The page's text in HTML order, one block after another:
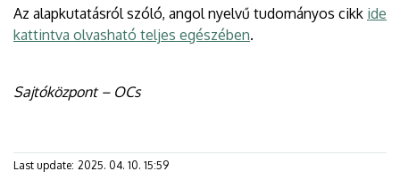
Az alapkutatásról szóló, angol nyelvű tudományos cikk ide
kattintva olvasható teljes egészében.
Sajtóközpont – OCs
Last update: 2025. 04. 10. 15:59